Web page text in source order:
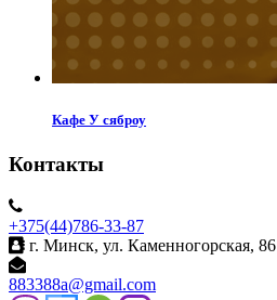
Кафе У сяброу
Контакты
+375(44)786-33-87
г. Минск, ул. Каменногорская, 86
883388a@gmail.com